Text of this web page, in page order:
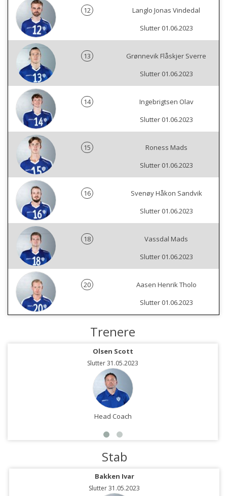
12
Langlo Jonas Vindedal
Slutter 01.06.2023
13
Grønnevik Flåskjer Sverre
Slutter 01.06.2023
14
Ingebrigtsen Olav
Slutter 01.06.2023
15
Roness Mads
Slutter 01.06.2023
16
Svenøy Håkon Sandvik
Slutter 01.06.2023
18
Vassdal Mads
Slutter 01.06.2023
20
Aasen Henrik Tholo
Slutter 01.06.2023
Trenere
Olsen Scott
Slutter 31.05.2023
Head Coach
Stab
Bakken Ivar
Slutter 31.05.2023